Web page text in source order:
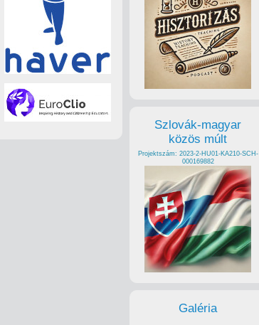
Szlovák-magyar
közös múlt
Projektszám: 2023-2-HU01-KA210-SCH-
000169882
Galéria